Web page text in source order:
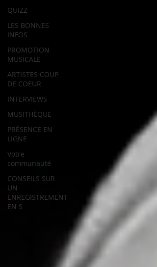
QUIZZ
LES BONNES
INFOS
PROMOTION
MUSICALE
ARTISTES COUP
DE COEUR
INTERVIEWS
MUSITHÈQUE
PRÉSENCE EN
LIGNE
Votre
communauté
CONSEILS SUR
UN
ENREGISTREMENT
EN S